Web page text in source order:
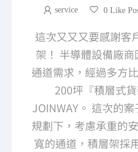
service 0 Like
這次又又又要感謝客
架！ 半導體設備廠
通道需求，經過多方
200坪『積層式
JOINWAY。 這次的
規劃下，考慮承重的
寬的通道，積層架採